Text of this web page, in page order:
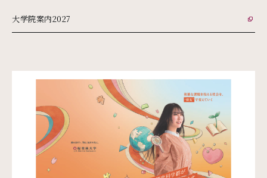
大学院案内2027
外部リンク